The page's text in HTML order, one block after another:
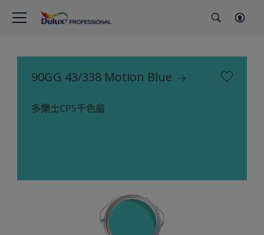
90GG 43/338 Motion Blue
多樂士CP5千色扇